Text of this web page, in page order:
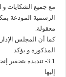
مع جميع الشكايات و
الرسمية المودعة
معقولة.
كما أن المجلس
المذكورة و يؤكد
3.1- تنديده بتحقير
إليها